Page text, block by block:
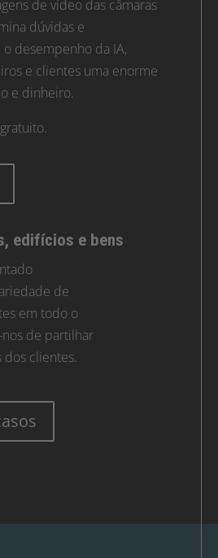
de vídeo das câmaras
dúvidas e
desempenho da IA,
e clientes uma enorme
e dinheiro.
edifícios e bens
de
em todo o
de partilhar
dos clientes.